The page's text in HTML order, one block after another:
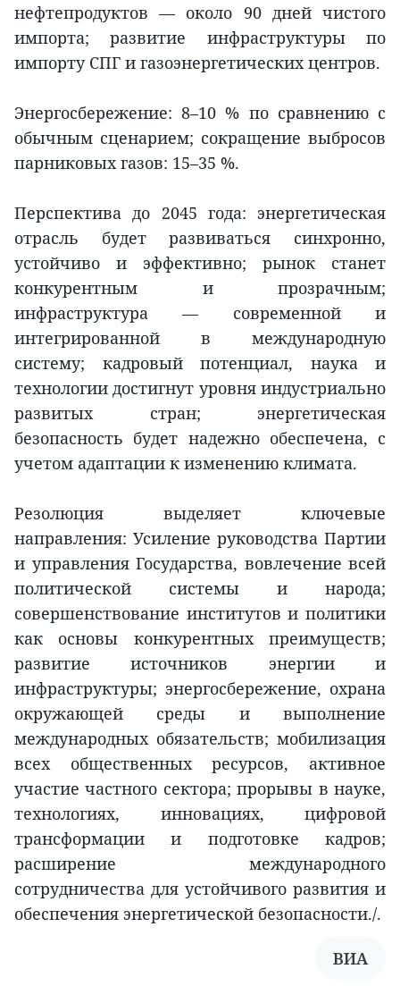
нефтепродуктов — около 90 дней чистого
импорта; развитие инфраструктуры по
импорту СПГ и газоэнергетических центров.
Энергосбережение: 8–10 % по сравнению с
обычным сценарием; сокращение выбросов
парниковых газов: 15–35 %.
Перспектива до 2045 года: энергетическая
отрасль будет развиваться синхронно,
устойчиво и эффективно; рынок станет
конкурентным и прозрачным;
инфраструктура — современной и
интегрированной в международную
систему; кадровый потенциал, наука и
технологии достигнут уровня индустриально
развитых стран; энергетическая
безопасность будет надежно обеспечена, с
учетом адаптации к изменению климата.
Резолюция выделяет ключевые
направления: Усиление руководства Партии
и управления Государства, вовлечение всей
политической системы и народа;
совершенствование институтов и политики
как основы конкурентных преимуществ;
развитие источников энергии и
инфраструктуры; энергосбережение, охрана
окружающей среды и выполнение
международных обязательств; мобилизация
всех общественных ресурсов, активное
участие частного сектора; прорывы в науке,
технологиях, инновациях, цифровой
трансформации и подготовке кадров;
расширение международного
сотрудничества для устойчивого развития и
обеспечения энергетической безопасности./.
ВИА